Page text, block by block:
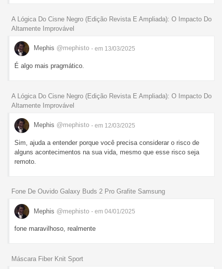
A Lógica Do Cisne Negro (Edição Revista E Ampliada): O Impacto Do
Altamente Improvável
Mephis @mephisto - em 13/03/2025
É algo mais pragmático.
A Lógica Do Cisne Negro (Edição Revista E Ampliada): O Impacto Do
Altamente Improvável
Mephis @mephisto - em 12/03/2025
Sim, ajuda a entender porque você precisa considerar o risco de
alguns acontecimentos na sua vida, mesmo que esse risco seja
remoto.
Fone De Ouvido Galaxy Buds 2 Pro Grafite Samsung
Mephis @mephisto - em 04/01/2025
fone maravilhoso, realmente
Máscara Fiber Knit Sport